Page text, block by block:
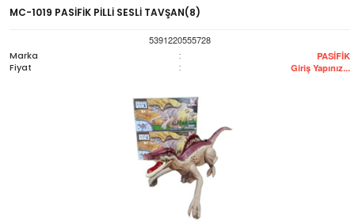
MC-1019 PASİFİK PİLLİ SESLİ TAVŞAN(8)
5391220555728
Marka
: PASİFİK
Fiyat : Giriş Yapınız...